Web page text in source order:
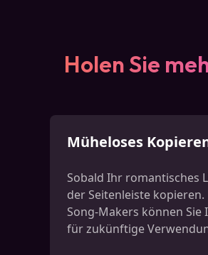
Holen Sie
Müheloses
Sobald Ihr romantisches
der Seitenleiste
Song-Makers können Sie
für zukünftige